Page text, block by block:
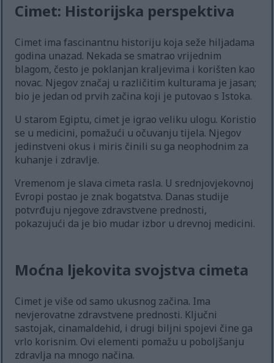
Cimet: Historijska perspektiva
Cimet ima fascinantnu historiju koja seže hiljadama
godina unazad. Nekada se smatrao vrijednim
blagom, često je poklanjan kraljevima i korišten kao
novac. Njegov značaj u različitim kulturama je jasan;
bio je jedan od prvih začina koji je putovao s Istoka.
U starom Egiptu, cimet je igrao veliku ulogu. Koristio
se u medicini, pomažući u očuvanju tijela. Njegov
jedinstveni okus i miris činili su ga neophodnim za
kuhanje i zdravlje.
Vremenom je slava cimeta rasla. U srednjovjekovnoj
Evropi postao je znak bogatstva. Danas studije
potvrđuju njegove zdravstvene prednosti,
pokazujući da je bio mudar izbor u drevnoj medicini.
Moćna ljekovita svojstva cimeta
Cimet je više od samo ukusnog začina. Ima
nevjerovatne zdravstvene prednosti. Ključni
sastojak, cinamaldehid, i drugi biljni spojevi čine ga
vrlo korisnim. Ovi elementi pomažu u poboljšanju
zdravlja na mnogo načina.